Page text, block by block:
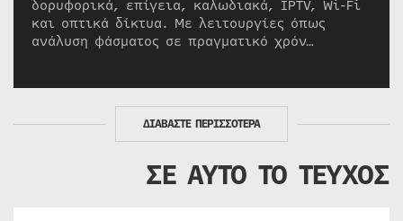
δορυφορικά, επίγεια, καλωδιακά, IPTV, Wi-Fi
και οπτικά δίκτυα. Με λειτουργίες όπως
ανάλυση φάσματος σε πραγματικό χρόν…
ΔΙΑΒΑΣΤΕ ΠΕΡΙΣΣΟΤΕΡΑ
ΣΕ ΑΥΤΟ ΤΟ ΤΕΥΧΟΣ